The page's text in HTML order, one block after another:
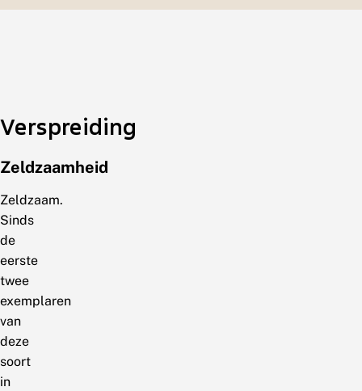
Verspreiding
Zeldzaamheid
Zeldzaam.
Sinds
de
eerste
twee
exemplaren
van
deze
soort
in